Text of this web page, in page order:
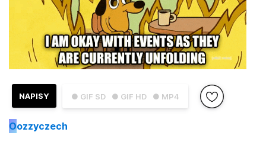
● GIF SD ● GIF HD ● MP4
NAPISY
Oozzyczech